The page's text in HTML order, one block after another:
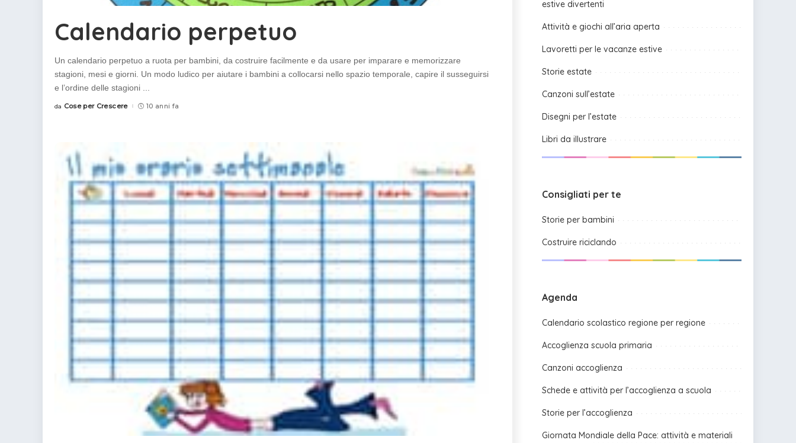
Supereroi da colorare
DIsegni di Avengers da
Disegni per il catechismo
Disegni Kawaii da
colorare
Calendario perpetuo
Un calendario perpetuo a ruota per bambini, da costruire facilmente e da usare per imparare e memorizzare
stagioni, mesi e giorni. Un modo ludico per aiutare i bambini a collocarsi nello spazio temporale, capire il susseguirsi
e l’ordine delle stagioni ...
Posted
da Cose per Crescere 10 anni fa
estive divertenti
Attività e giochi all’aria aperta
Lavoretti per le vacanze estive
Storie estate
Canzoni sull’estate
Disegni per l’estate
Libri da illustrare
Consigliati per te
Storie per bambini
Costruire riciclando
Agenda
Calendario scolastico regione per regione
Accoglienza scuola primaria
Canzoni accoglienza
Schede e attività per l’accoglienza a scuola
Storie per l’accoglienza
Giornata Mondiale della Pace: attività e materiali